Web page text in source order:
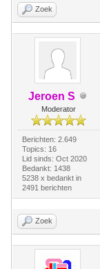
Zoek
Jeroen S
Moderator
Berichten: 2.649
Topics: 16
Lid sinds: Oct 2020
Bedankt: 1438
5238 x bedankt in
2491 berichten
Zoek